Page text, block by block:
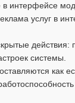
интерфейсе
услуг в
действия:
системы.
как